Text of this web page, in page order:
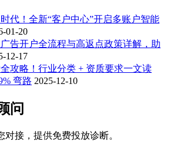
代！全新“客户中心”开启多账户智能
01-20
告开户全流程与高返点政策详解，助
12-17
攻略！行业分类 + 资质要求一文读
弯路 2025-12-10
问
接，提供免费投放诊断。